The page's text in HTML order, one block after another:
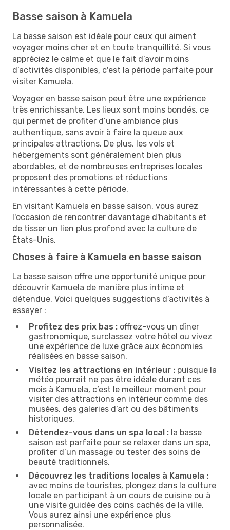
Basse saison à Kamuela
La basse saison est idéale pour ceux qui aiment
voyager moins cher et en toute tranquillité. Si vous
appréciez le calme et que le fait d’avoir moins
d’activités disponibles, c'est la période parfaite pour
visiter Kamuela.
Voyager en basse saison peut être une expérience
très enrichissante. Les lieux sont moins bondés, ce
qui permet de profiter d’une ambiance plus
authentique, sans avoir à faire la queue aux
principales attractions. De plus, les vols et
hébergements sont généralement bien plus
abordables, et de nombreuses entreprises locales
proposent des promotions et réductions
intéressantes à cette période.
En visitant Kamuela en basse saison, vous aurez
l'occasion de rencontrer davantage d'habitants et
de tisser un lien plus profond avec la culture de
États-Unis.
Choses à faire à Kamuela en basse saison
La basse saison offre une opportunité unique pour
découvrir Kamuela de manière plus intime et
détendue. Voici quelques suggestions d’activités à
essayer :
Profitez des prix bas : offrez-vous un dîner
gastronomique, surclassez votre hôtel ou vivez
une expérience de luxe grâce aux économies
réalisées en basse saison.
Visitez les attractions en intérieur : puisque la
météo pourrait ne pas être idéale durant ces
mois à Kamuela, c’est le meilleur moment pour
visiter des attractions en intérieur comme des
musées, des galeries d’art ou des bâtiments
historiques.
Détendez-vous dans un spa local : la basse
saison est parfaite pour se relaxer dans un spa,
profiter d’un massage ou tester des soins de
beauté traditionnels.
Découvrez les traditions locales à Kamuela :
avec moins de touristes, plongez dans la culture
locale en participant à un cours de cuisine ou à
une visite guidée des coins cachés de la ville.
Vous aurez ainsi une expérience plus
personnalisée.